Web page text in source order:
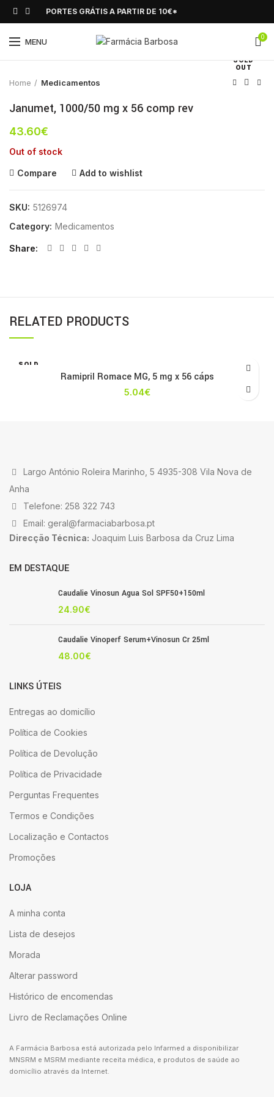
PORTES GRÁTIS A PARTIR DE 10€*
MENU 0
SOLD
OUT
Click to enlarge
Home Medicamentos
Janumet, 1000/50 mg x 56 comp rev
43.60€
Out of stock
Compare Add to wishlist
SKU: 5126974
Category: Medicamentos
Share
RELATED PRODUCTS
SOLD
Ramipril Romace MG, 5 mg x 56 cáps
5.04€
Largo António Roleira Marinho, 5 4935-308 Vila Nova de
Anha
Telefone: 258 322 743
Email: geral@farmaciabarbosa.pt
Direcção Técnica: Joaquim Luis Barbosa da Cruz Lima
EM DESTAQUE
Caudalie Vinosun Agua Sol SPF50+150ml
24.90€
Caudalie Vinoperf Serum+Vinosun Cr 25ml
48.00€
LINKS ÚTEIS
Entregas ao domicílio
Política de Cookies
Política de Devolução
Política de Privacidade
Perguntas Frequentes
Termos e Condições
Localização e Contactos
Promoções
LOJA
A minha conta
Lista de desejos
Morada
Alterar password
Histórico de encomendas
Livro de Reclamações Online
A Farmácia Barbosa está autorizada pelo Infarmed a disponibilizar
MNSRM e MSRM mediante receita médica, e produtos de saúde ao
domicílio através da Internet.